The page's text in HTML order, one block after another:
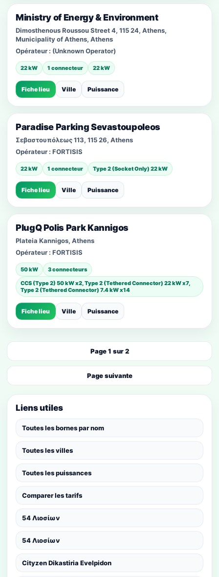
Ministry of Energy & Environment
Dimosthenous Roussou Street 4, 115 24, Athens,
Municipality of Athens, Athens
Opérateur : (Unknown Operator)
22 kW 1 connecteur 22 kW
Fiche lieu Ville Puissance
Paradise Parking Sevastoupoleos
Σεβαστουπόλεως 113, 115 26, Athens
Opérateur : FORTISIS
22 kW 1 connecteur Type 2 (Socket Only) 22 kW
Fiche lieu Ville Puissance
PlugQ Polis Park Kannigos
Plateia Kannigos, Athens
Opérateur : FORTISIS
50 kW
3 connecteurs
CCS (Type 2) 50 kW x2, Type 2 (Tethered Connector) 22 kW x7,
Type 2 (Tethered Connector) 7.4 kW x14
Fiche lieu Ville Puissance
Page 1 sur 2
Page suivante
Liens utiles
Toutes les bornes par nom
Toutes les villes
Toutes les puissances
Comparer les tarifs
54 Λιοσίων
54 Λιοσίων
Cityzen Dikastiria Evelpidon